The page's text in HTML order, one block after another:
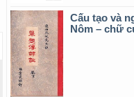
Cấu tạo và
Nôm – chữ